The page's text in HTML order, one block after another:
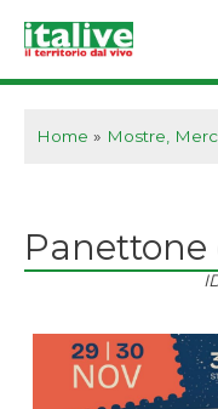
Home » Mostre,
Panettone